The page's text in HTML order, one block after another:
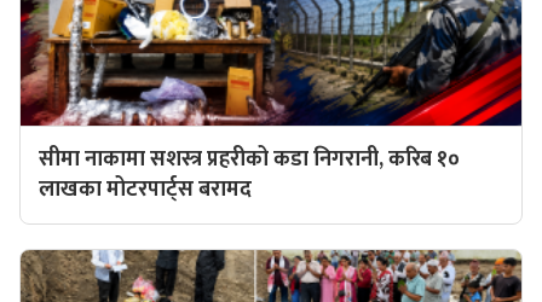
सीमा नाकामा सशस्त्र प्रहरीको कडा निगरानी, करिब १०
लाखका मोटरपार्ट्स बरामद